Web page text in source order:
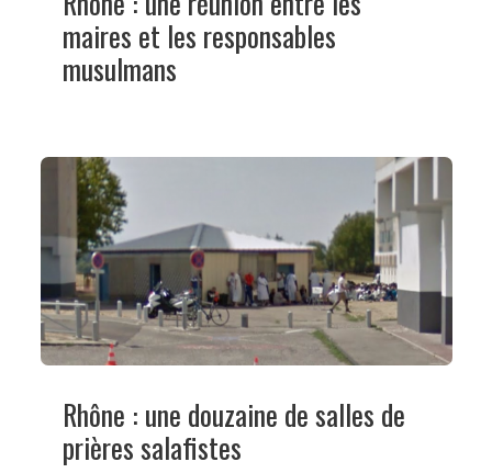
maires et les responsables
musulmans
Rhône : une douzaine de salles de
prières salafistes